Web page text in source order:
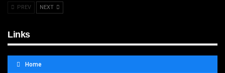
PREV NEXT
Links
Home